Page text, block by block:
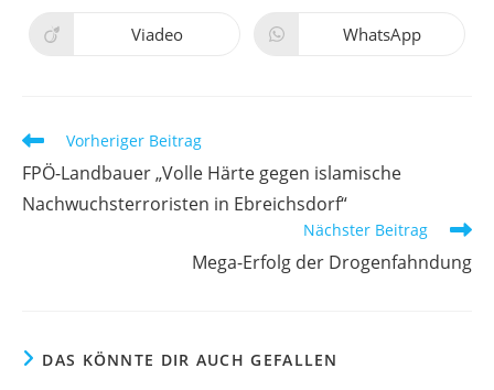
Viadeo WhatsApp
Vorheriger Beitrag
FPÖ-Landbauer „Volle Härte gegen islamische
Nachwuchsterroristen in Ebreichsdorf“
Nächster Beitrag
Mega-Erfolg der Drogenfahndung
DAS KÖNNTE DIR AUCH GEFALLEN